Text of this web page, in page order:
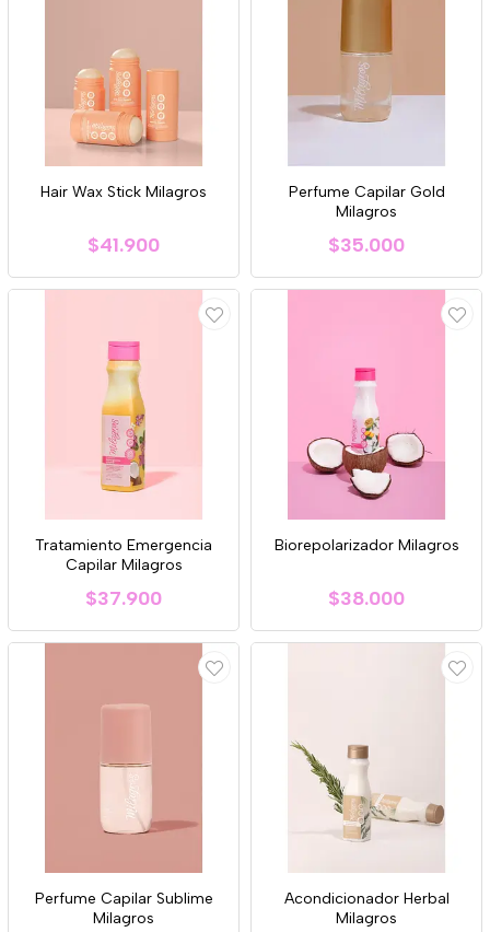
Hair Wax Stick Milagros
$41.900
Perfume Capilar Gold
Milagros
$35.000
Tratamiento Emergencia
Capilar Milagros
$37.900
Biorepolarizador Milagros
$38.000
Perfume Capilar Sublime
Milagros
Acondicionador Herbal
Milagros